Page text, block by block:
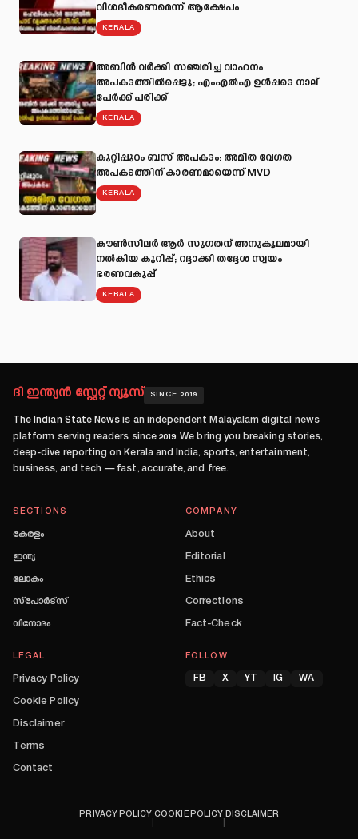
വിശദീകരണമെന്ന് ആക്ഷേപം
KERALA
അബിന്‍ വര്‍ക്കി സഞ്ചരിച്ച വാഹനം
അപകടത്തില്‍പ്പെട്ടു; എംഎല്‍എ ഉള്‍പ്പടെ നാല്
പേര്‍ക്ക് പരിക്ക്
KERALA
കുറ്റിപ്പുറം ബസ് അപകടം: അമിത വേഗത
അപകടത്തിന് കാരണമായെന്ന് MVD
KERALA
കൗൺസിലർ ആർ സുഗതന് അനുകൂലമായി
നല്‍കിയ കുറിപ്പ്; റദ്ദാക്കി തദ്ദേശ സ്വയം
ഭരണവകുപ്പ്
KERALA
ദി ഇന്ത്യൻ സ്റ്റേറ്റ് ന്യൂസ് SINCE 2019
The Indian State News is an independent Malayalam digital news
platform serving readers since 2019. We bring you breaking stories,
deep-dive reporting on Kerala and India, sports, entertainment,
business, and tech — fast, accurate, and free.
SECTIONS
കേരളം
ഇന്ത്യ
ലോകം
സ്പോർട്സ്
വിനോദം
COMPANY
About
Editorial
Ethics
Corrections
Fact-Check
LEGAL
Privacy Policy
Cookie Policy
Disclaimer
Terms
Contact
FOLLOW
FB X YT IG WA
PRIVACY POLICY COOKIE POLICY DISCLAIMER